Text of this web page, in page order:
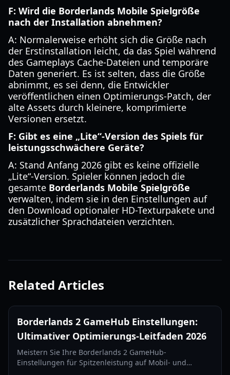
F: Wird die Borderlands Mobile Spielgröße
nach der Installation abnehmen?
A: Normalerweise erhöht sich die Größe nach
der Erstinstallation leicht, da das Spiel während
des Gameplays Cache-Dateien und temporäre
Daten generiert. Es ist selten, dass die Größe
abnimmt, es sei denn, die Entwickler
veröffentlichen einen Optimierungs-Patch, der
alte Assets durch kleinere, komprimierte
Versionen ersetzt.
F: Gibt es eine „Lite“-Version des Spiels für
leistungsschwächere Geräte?
A: Stand Anfang 2026 gibt es keine offizielle
„Lite“-Version. Spieler können jedoch die
gesamte Borderlands Mobile Spielgröße
verwalten, indem sie in den Einstellungen auf
den Download optionaler HD-Texturpakete und
zusätzlicher Sprachdateien verzichten.
Related Articles
Borderlands 2 GameHub Einstellungen:
Ultimativer Optimierungs-Leitfaden 2026
Meistern Sie Ihre Borderlands 2 GameHub-
Einstellungen für Spitzenleistung auf Mobil- und